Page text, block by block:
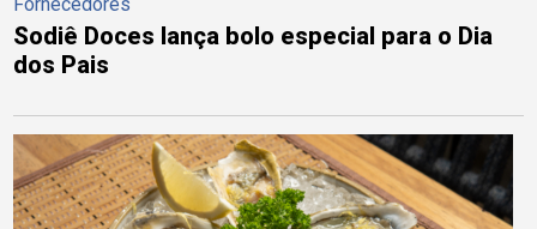
Sodiê Doces lança bolo especial para o Dia
dos Pais